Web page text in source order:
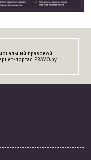
правовой
портал PRAVO.by